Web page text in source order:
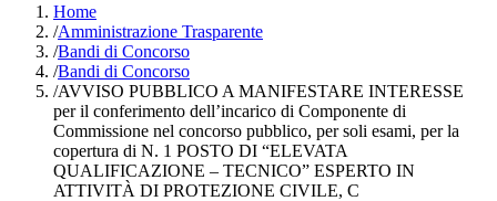
Home
/Amministrazione Trasparente
/Bandi di Concorso
/Bandi di Concorso
/AVVISO PUBBLICO A MANIFESTARE INTERESSE
per il conferimento dell’incarico di Componente di
Commissione nel concorso pubblico, per soli esami, per la
copertura di N. 1 POSTO DI “ELEVATA
QUALIFICAZIONE – TECNICO” ESPERTO IN
ATTIVITÀ DI PROTEZIONE CIVILE, C